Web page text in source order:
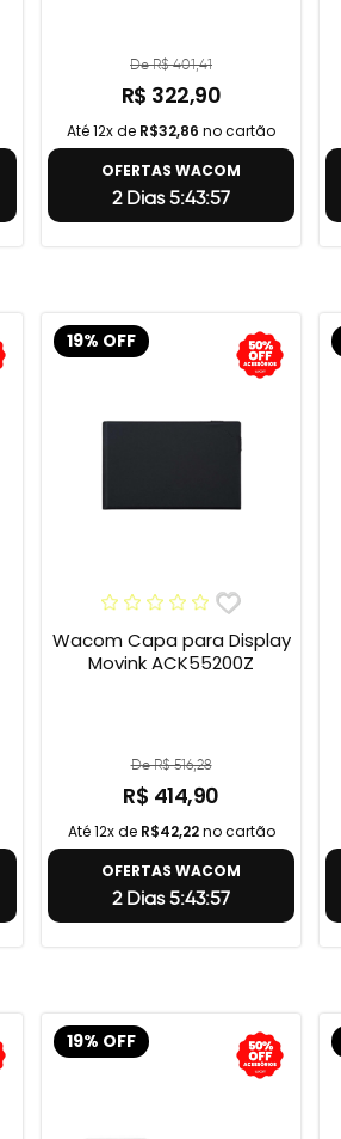
De R$ 401,41
R$ 322,90
Até 12x de R$32,86 no cartão
OFERTAS WACOM
2 Dias 5:43:56
19% OFF
Wacom Capa para Display
Movink ACK55200Z
De R$ 516,28
R$ 414,90
Até 12x de R$42,22no cartão
OFERTAS WACOM
2 Dias 5:43:56
19% OFF